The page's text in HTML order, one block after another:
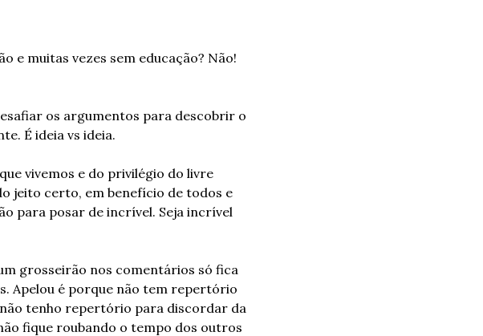
e muitas vezes sem educação? Não!
os argumentos para descobrir o
É ideia vs ideia.
vivemos e do privilégio do livre
jeito certo, em benefício de todos e
para posar de incrível. Seja incrível
grosseirão nos comentários só fica
Apelou é porque não tem repertório
tenho repertório para discordar da
fique roubando o tempo dos outros